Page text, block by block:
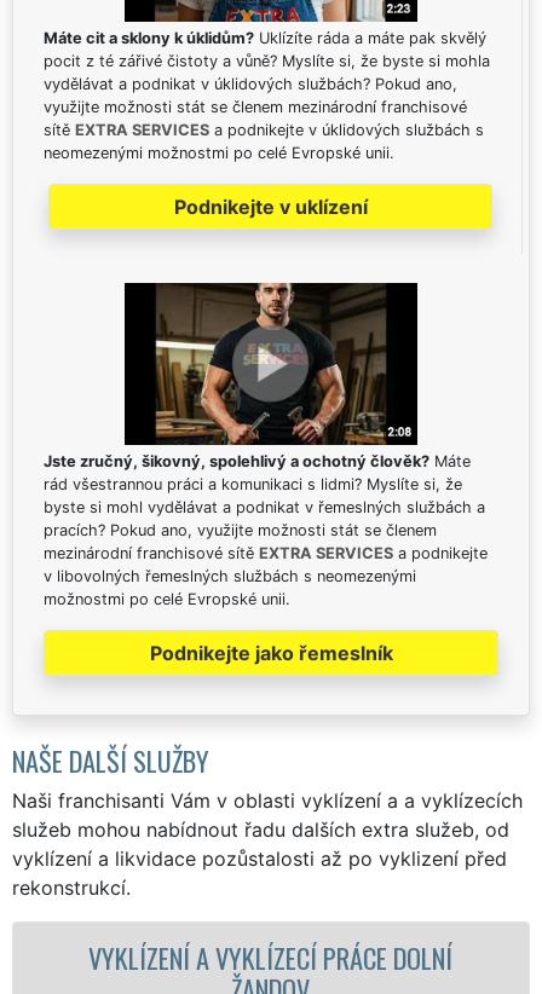
Máte cit a sklony k úklidům? Uklízíte ráda a máte pak skvělý
pocit z té zářivé čistoty a vůně? Myslíte si, že byste si mohla
vydělávat a podnikat v úklidových službách? Pokud ano,
využijte možnosti stát se členem mezinárodní franchisové
sítě EXTRA SERVICES a podnikejte v úklidových službách s
neomezenými možnostmi po celé Evropské unii.
Podnikejte v uklízení
Jste zručný, šikovný, spolehlivý a ochotný člověk? Máte
rád všestrannou práci a komunikaci s lidmi? Myslíte si, že
byste si mohl vydělávat a podnikat v řemeslných službách a
pracích? Pokud ano, využijte možnosti stát se členem
mezinárodní franchisové sítě EXTRA SERVICES a podnikejte
v libovolných řemeslných službách s neomezenými
možnostmi po celé Evropské unii.
Podnikejte jako řemeslník
NAŠE DALŠÍ SLUŽBY
Naši franchisanti Vám v oblasti vyklízení a a vyklízecích
služeb mohou nabídnout řadu dalších extra služeb, od
vyklízení a likvidace pozůstalosti až po vyklizení před
rekonstrukcí.
A VYKLÍZECÍ PRÁCE DOLNÍ